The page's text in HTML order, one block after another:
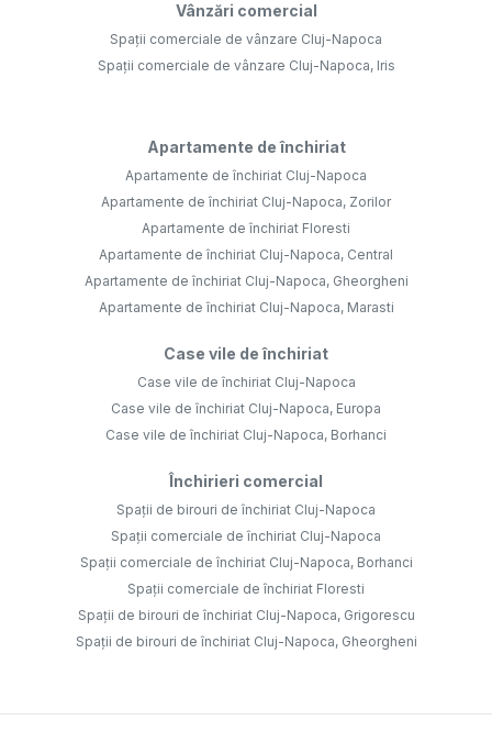
Vânzări comercial
Spații comerciale de vânzare Cluj-Napoca
Spații comerciale de vânzare Cluj-Napoca, Iris
Apartamente de închiriat
Apartamente de închiriat Cluj-Napoca
Apartamente de închiriat Cluj-Napoca, Zorilor
Apartamente de închiriat Floresti
Apartamente de închiriat Cluj-Napoca, Central
Apartamente de închiriat Cluj-Napoca, Gheorgheni
Apartamente de închiriat Cluj-Napoca, Marasti
Case vile de închiriat
Case vile de închiriat Cluj-Napoca
Case vile de închiriat Cluj-Napoca, Europa
Case vile de închiriat Cluj-Napoca, Borhanci
Închirieri comercial
Spații de birouri de închiriat Cluj-Napoca
Spații comerciale de închiriat Cluj-Napoca
Spații comerciale de închiriat Cluj-Napoca, Borhanci
Spații comerciale de închiriat Floresti
Spații de birouri de închiriat Cluj-Napoca, Grigorescu
Spații de birouri de închiriat Cluj-Napoca, Gheorgheni